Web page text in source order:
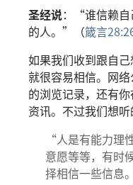
圣经说：“谁信赖自
的人。”（箴言
如果我们收到跟自己
就很容易相信。网
的浏览记录，还有
资讯。不过我们想听
“人是有能力理
意愿等等，有时
择相信一些信